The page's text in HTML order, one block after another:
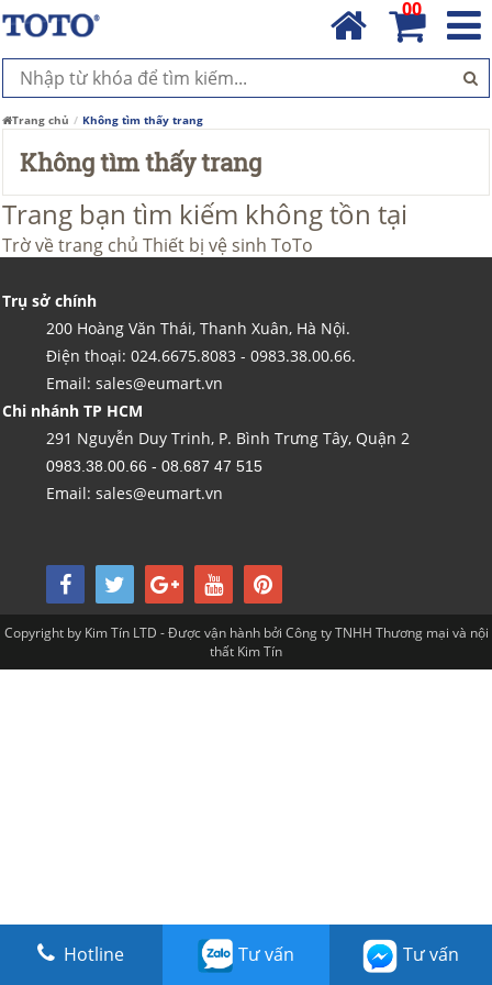
00
Trang chủ Không tìm thấy trang
Không tìm thấy trang
Trang bạn tìm kiếm không tồn tại
Trờ về trang chủ Thiết bị vệ sinh ToTo
Trụ sở chính
200 Hoàng Văn Thái, Thanh Xuân, Hà Nội.
Điện thoại: 024.6675.8083 - 0983.38.00.66.
Email: sales@eumart.vn
Chi nhánh TP HCM
291 Nguyễn Duy Trinh, P. Bình Trưng Tây, Quận 2
0983.38.00.66 - 08.687 47 515
Email: sales@eumart.vn
Hotline Tư vấn Tư vấn
Copyright by Kim Tín LTD - Được vận hành bởi Công ty TNHH Thương mại và nội
thất Kim Tín